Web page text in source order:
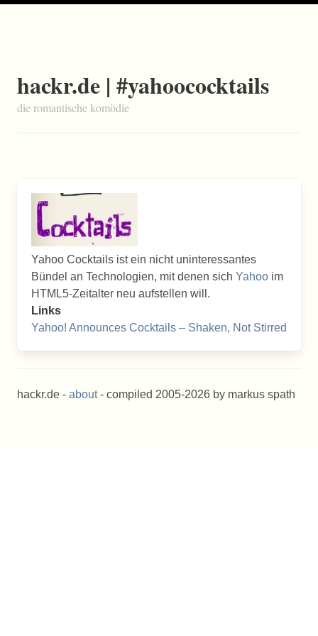
hackr.de | #yahoococktails
die romantische komödie
Yahoo Cocktails ist ein nicht uninteressantes
Bündel an Technologien, mit denen sich Yahoo im
HTML5-Zeitalter neu aufstellen will.
Links
Yahoo! Announces Cocktails – Shaken, Not Stirred
hackr.de - about- compiled 2005-2026 by markus spath